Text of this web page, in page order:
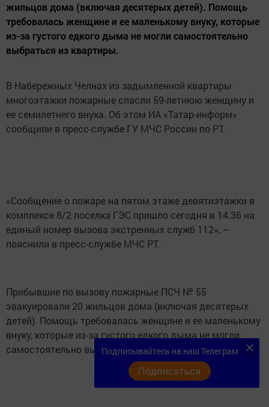
жильцов дома (включая десятерых детей). Помощь
требовалась женщине и ее маленькому внуку, которые
из-за густого едкого дыма не могли самостоятельно
выбраться из квартиры.
В Набережных Челнах из задымленной квартиры
многоэтажки пожарные спасли 59-летнюю женщину и
ее семилетнего внука. Об этом ИА «Татар-информ»
сообщили в пресс-службе ГУ МЧС России по РТ.
«Сообщение о пожаре на пятом этаже девятиэтажки в
комплексе 8/2 поселка ГЭС пришло сегодня в 14.36 на
единый номер вызова экстренных служб 112», –
пояснили в пресс-службе МЧС РТ.
Прибывшие по вызову пожарные ПСЧ № 55
эвакуировали 20 жильцов дома (включая десятерых
детей). Помощь требовалась женщине и ее маленькому
внуку, которые из-за густого едкого дыма не могли
самостоятельно выбраться из квартиры.
Подписывайтесь на наш Телеграм
Подписаться